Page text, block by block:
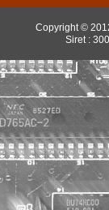
Copyright ©
Siret :